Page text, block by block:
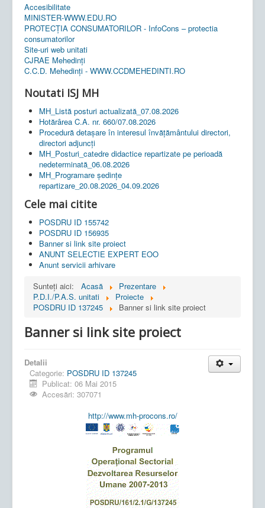
Accesibilitate
MINISTER-WWW.EDU.RO
PROTECȚIA CONSUMATORILOR - InfoCons – protectia
consumatorilor
Site-uri web unitati
CJRAE Mehedinți
C.C.D. Mehedinţi - WWW.CCDMEHEDINTI.RO
Noutati ISJ MH
MH_Listă posturi actualizată_07.08.2026
Hotărârea C.A. nr. 660/07.08.2026
Procedură detașare în interesul învățământului directori,
directori adjuncți
MH_Posturi_catedre didactice repartizate pe perioadă
nedeterminată_06.08.2026
MH_Programare ședințe
repartizare_20.08.2026_04.09.2026
Cele mai citite
POSDRU ID 155742
POSDRU ID 156935
Banner si link site proiect
ANUNT SELECTIE EXPERT EOO
Anunt servicii arhivare
Sunteți aici:
Acasă
Prezentare
P.D.I./P.A.S. unitati
Proiecte
POSDRU ID 137245
Banner si link site proiect
Banner si link site proiect
Detalii
Categorie: POSDRU ID 137245
Publicat: 06 Mai 2015
Accesări: 307071
http://www.mh-procons.ro/